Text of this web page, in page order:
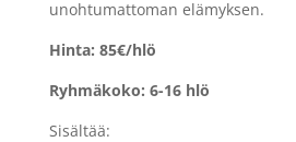
unohtumattoman elämyksen.
Hinta: 85€/hlö
Ryhmäkoko: 6-16 hlö
Sisältää: